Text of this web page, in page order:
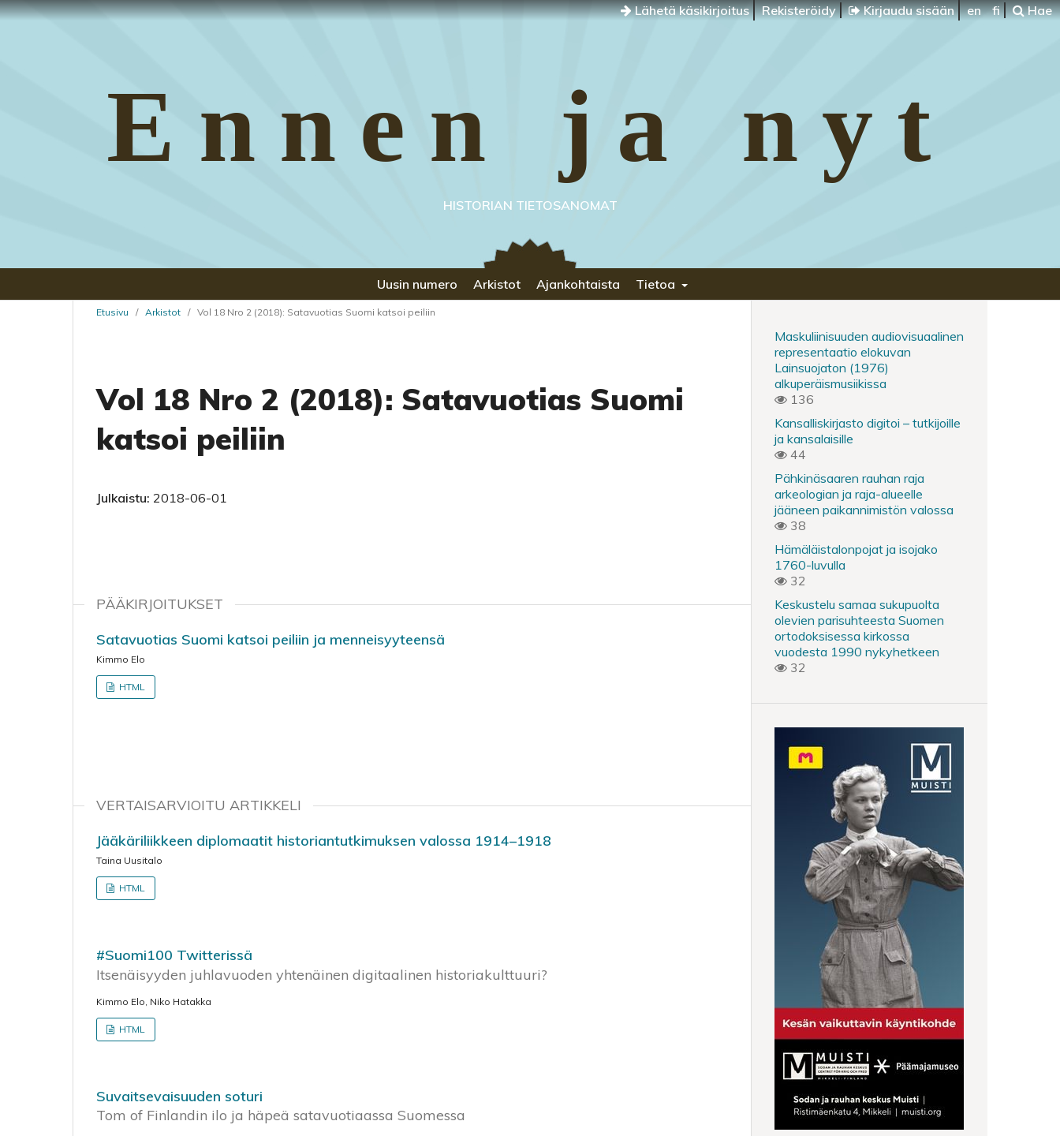
Lähetä käsikirjoitus Rekisteröidy Kirjaudu sisään en fi Hae
Ennen ja nyt
HISTORIAN TIETOSANOMAT
Uusin numero Arkistot Ajankohtaista Tietoa
Etusivu / Arkistot / Vol 18 Nro 2 (2018): Satavuotias Suomi katsoi peiliin
Vol 18 Nro 2 (2018): Satavuotias Suomi
katsoi peiliin
Julkaistu: 2018-06-01
PÄÄKIRJOITUKSET
Satavuotias Suomi katsoi peiliin ja menneisyyteensä
Kimmo Elo
HTML
VERTAISARVIOITU ARTIKKELI
Jääkäriliikkeen diplomaatit historiantutkimuksen valossa 1914–1918
Taina Uusitalo
HTML
#Suomi100 Twitterissä
Itsenäisyyden juhlavuoden yhtenäinen digitaalinen historiakulttuuri?
Kimmo Elo, Niko Hatakka
HTML
Suvaitsevaisuuden soturi
Tom of Finlandin ilo ja häpeä satavuotiaassa Suomessa
Maskuliinisuuden audiovisuaalinen
representaatio elokuvan
Lainsuojaton (1976)
alkuperäismusiikissa
136
Kansalliskirjasto digitoi – tutkijoille
ja kansalaisille
44
Pähkinäsaaren rauhan raja
arkeologian ja raja-alueelle
jääneen paikannimistön valossa
38
Hämäläistalonpojat ja isojako
1760-luvulla
32
Keskustelu samaa sukupuolta
olevien parisuhteesta Suomen
ortodoksisessa kirkossa
vuodesta 1990 nykyhetkeen
32